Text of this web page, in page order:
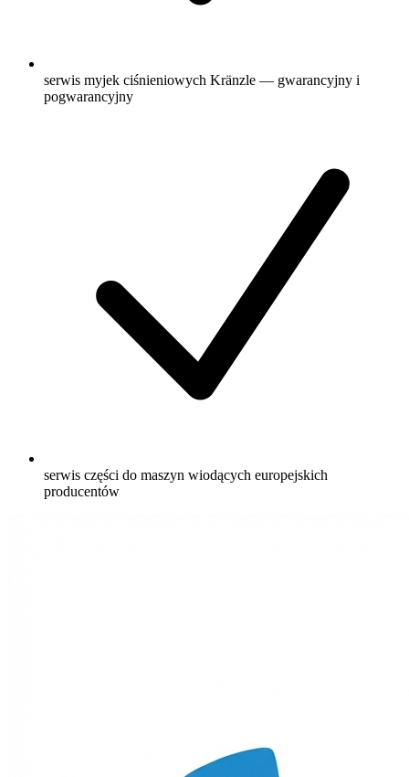
serwis myjek ciśnieniowych Kränzle — gwarancyjny i
pogwarancyjny
serwis części do maszyn wiodących europejskich
producentów